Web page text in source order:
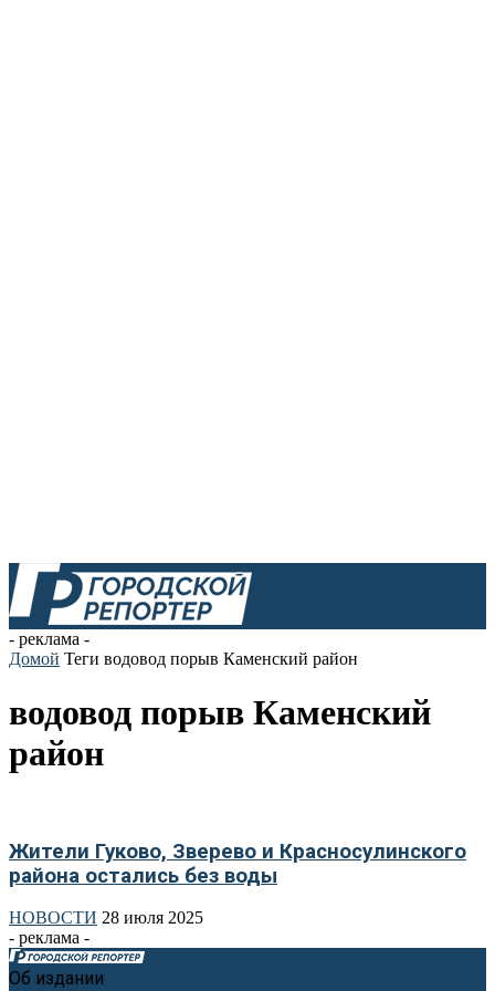
- реклама -
Домой Теги водовод порыв Каменский район
водовод порыв Каменский
район
Жители Гуково, Зверево и Красносулинского
района остались без воды
НОВОСТИ 28 июля 2025
- реклама -
Об издании